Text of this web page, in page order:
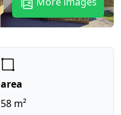
area
58 m²